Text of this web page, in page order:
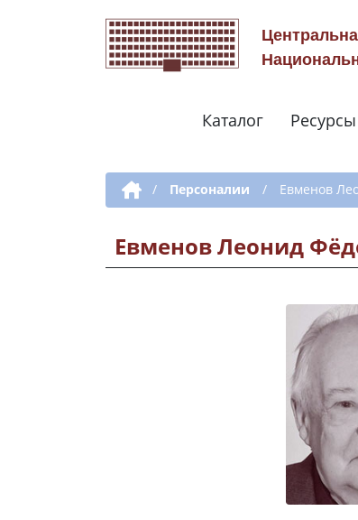
Каталог Ресурсы
Дополнительная навигация
/ Персоналии / Евменов
Евменов Леонид